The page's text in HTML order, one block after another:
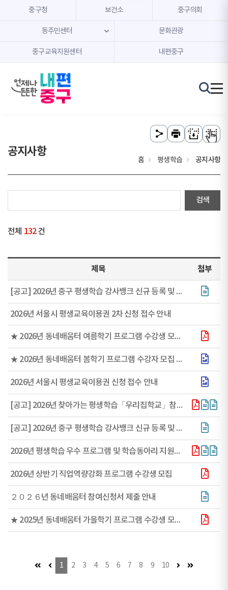
본문 내용 바로가기
주메뉴 바로가기
중구청 보건소 중구의회
동주민센터 문화관광
중구교육지원센터 내편중구
공지사항
홈 평생학습 공지사항
전체 132 건
제목 첨부
[공고] 2026년 중구 평생학습 강사뱅크 신규 등록 및 현행화 안내
2026년 서울시 평생교육이용권 2차 신청 접수 안내
★ 2026년 동네배움터 여름학기 프로그램 수강생 모집 안내 ★
★ 2026년 동네배움터 봄학기 프로그램 수강자 모집 안내 ★
2026년 서울시 평생교육이용권 신청 접수 안내
[공고] 2026년 찾아가는 평생학습「우리집학교」참여 팀 모집(3.3.~3.18.)
[공고] 2026년 중구 평생학습 강사뱅크 신규 등록 및 현행화 안내
2026년 평생학습 우수 프로그램 및 학습동아리 지원사업 공모 공고
2026년 상반기 직업역량강화 프로그램 수강생 모집
２０２６년 동네배움터 참여신청서 제출 안내
★ 2025년 동네배움터 가을학기 프로그램 수강생 모집 안내 ★
첫 페이지 (이동불가)
이전 페이지 (이동불가)
1 2 3 4 5 6 7 8 9 10 다음 페이지마지막 페이